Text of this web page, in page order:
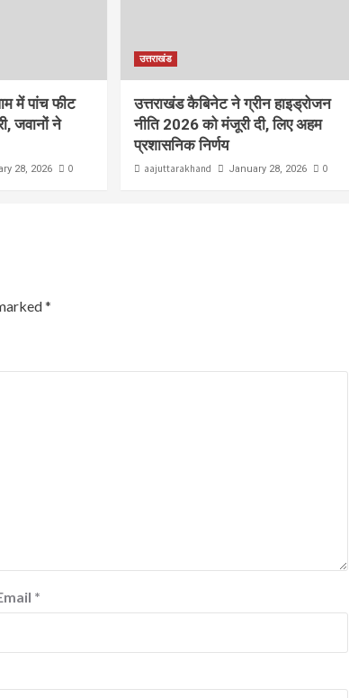
में पांच फीट
जवानों ने
28, 2026 0
उत्तराखंड
उत्तराखंड कैबिनेट ने ग्रीन हाइड्रोजन
नीति 2026 को मंजूरी दी, लिए अहम
प्रशासनिक निर्णय
aajuttarakhand January 28, 2026 0
*
*